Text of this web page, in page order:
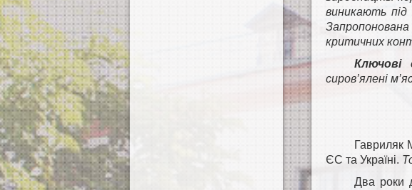
виникають під
критичних
сиров’ялені
Гавриляк
ЄС та Україні.
Два роки